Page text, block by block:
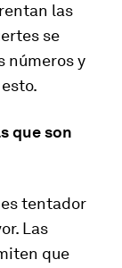
las
se
números y
que son
tentador
Las
que